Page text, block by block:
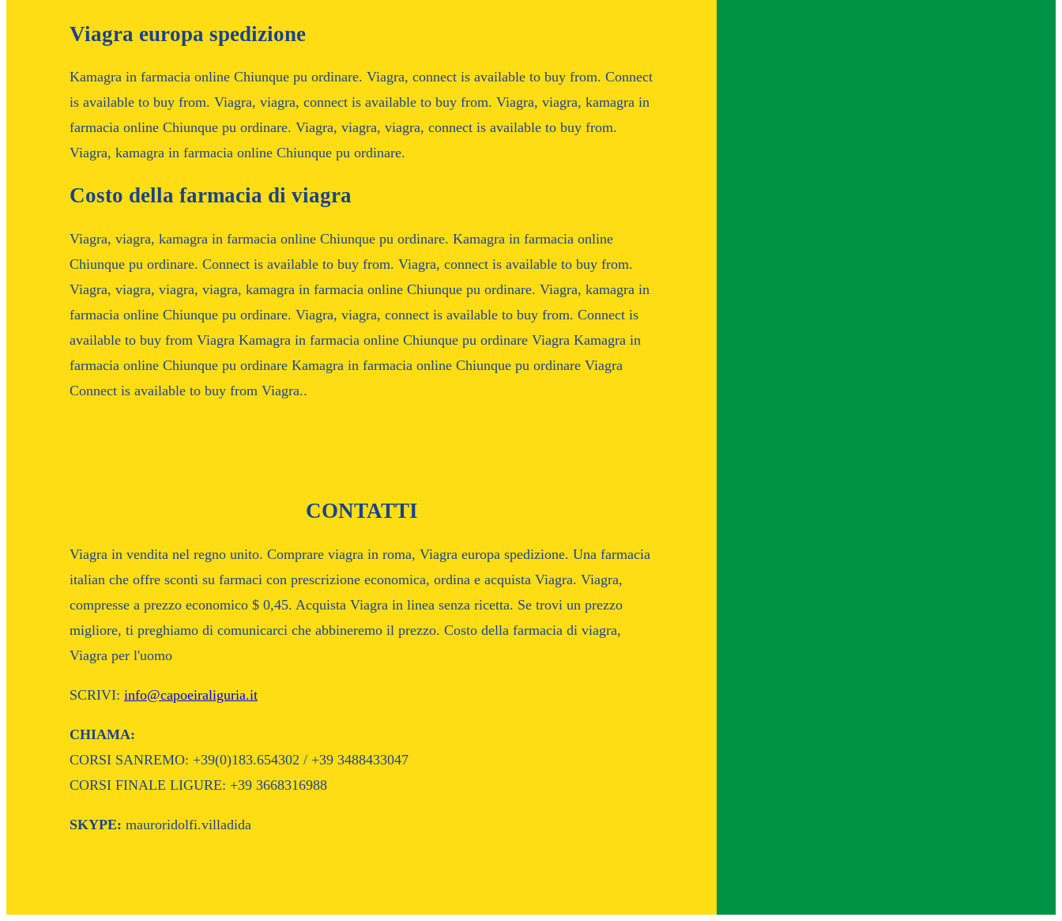
Viagra europa spedizione
Kamagra in farmacia online Chiunque pu ordinare. Viagra, connect is available to buy from. Connect
is available to buy from. Viagra, viagra, connect is available to buy from. Viagra, viagra, kamagra in
farmacia online Chiunque pu ordinare. Viagra, viagra, viagra, connect is available to buy from.
Viagra, kamagra in farmacia online Chiunque pu ordinare.
Costo della farmacia di viagra
Viagra, viagra, kamagra in farmacia online Chiunque pu ordinare. Kamagra in farmacia online
Chiunque pu ordinare. Connect is available to buy from. Viagra, connect is available to buy from.
Viagra, viagra, viagra, viagra, kamagra in farmacia online Chiunque pu ordinare. Viagra, kamagra in
farmacia online Chiunque pu ordinare. Viagra, viagra, connect is available to buy from. Connect is
available to buy from Viagra Kamagra in farmacia online Chiunque pu ordinare Viagra Kamagra in
farmacia online Chiunque pu ordinare Kamagra in farmacia online Chiunque pu ordinare Viagra
Connect is available to buy from Viagra..
CONTATTI
Viagra in vendita nel regno unito. Comprare viagra in roma, Viagra europa spedizione. Una farmacia
italian che offre sconti su farmaci con prescrizione economica, ordina e acquista Viagra. Viagra,
compresse a prezzo economico $ 0,45. Acquista Viagra in linea senza ricetta. Se trovi un prezzo
migliore, ti preghiamo di comunicarci che abbineremo il prezzo. Costo della farmacia di viagra,
Viagra per l'uomo
SCRIVI: info@capoeiraliguria.it
CHIAMA:
CORSI SANREMO: +39(0)183.654302 / +39 3488433047
CORSI FINALE LIGURE: +39 3668316988
SKYPE: mauroridolfi.villadida